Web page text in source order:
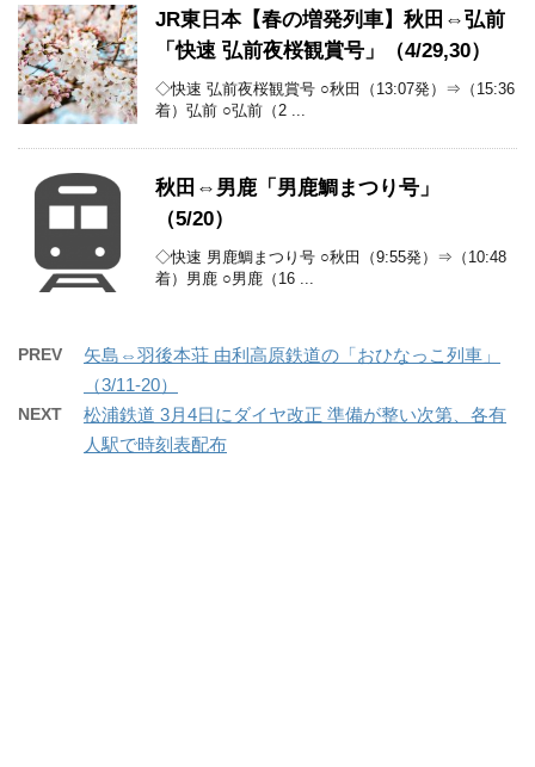
JR東日本【春の増発列車】秋田⇔弘前
「快速 弘前夜桜観賞号」（4/29,30）
◇快速 弘前夜桜観賞号 ○秋田（13:07発）⇒（15:36
着）弘前 ○弘前（2 ...
秋田⇔男鹿「男鹿鯛まつり号」
（5/20）
◇快速 男鹿鯛まつり号 ○秋田（9:55発）⇒（10:48
着）男鹿 ○男鹿（16 ...
PREV
矢島⇔羽後本荘 由利高原鉄道の「おひなっこ列車」
（3/11-20）
NEXT
松浦鉄道 3月4日にダイヤ改正 準備が整い次第、各有
人駅で時刻表配布